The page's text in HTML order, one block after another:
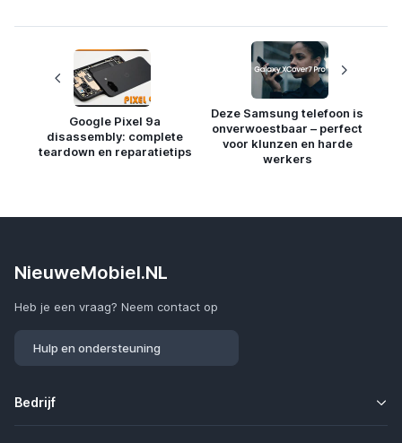
Google Pixel 9a
disassembly: complete
teardown en reparatietips
Deze Samsung telefoon is
onverwoestbaar – perfect
voor klunzen en harde
werkers
NieuweMobiel.NL
Heb je een vraag? Neem contact op
Hulp en ondersteuning
Bedrijf